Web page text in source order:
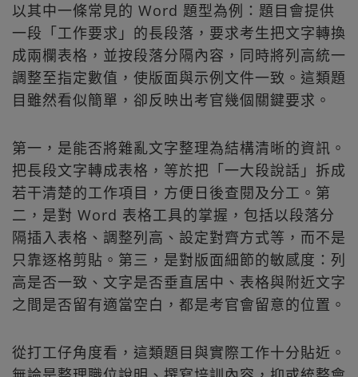
以其中一條常見的 Word 題型為例：題目會提供
一段「工作要求」的長段落，要求考生把文字轉換
成兩欄表格，並按段落分隔內容，同時將列高統一
調整至指定數值，使版面與示例文件一致。這類題
目雖然看似簡單，卻反映出考官幾個關鍵要求。
第一，是能否將雜亂文字整理為結構清晰的資訊。
把長段文字轉成表格，等於把「一大段說話」拆成
若干清楚的工作項目，方便日後查閱及分工。第
二，是對 Word 表格工具的掌握，包括以段落分
隔插入表格、調整列高、設定對齊方式等，而不是
只靠逐格剪貼。第三，是對版面細節的敏感度：列
高是否一致、文字是否垂直居中、表格與附近文字
之間是否留有適當空白，都是考官會留意的位置。
從打工仔角度看，這類題目與實際工作十分貼近。